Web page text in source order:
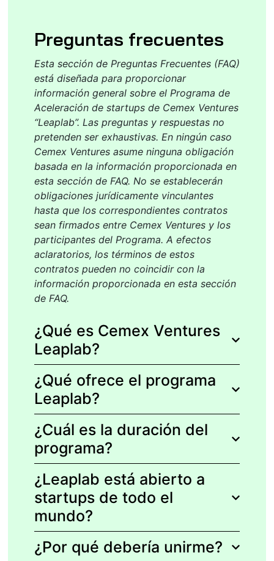
Preguntas frecuentes
Esta sección de Preguntas Frecuentes (FAQ)
está diseñada para proporcionar
información general sobre el Programa de
Aceleración de startups de Cemex Ventures
“Leaplab”. Las preguntas y respuestas no
pretenden ser exhaustivas. En ningún caso
Cemex Ventures asume ninguna obligación
basada en la información proporcionada en
esta sección de FAQ. No se establecerán
obligaciones jurídicamente vinculantes
hasta que los correspondientes contratos
sean firmados entre Cemex Ventures y los
participantes del Programa. A efectos
aclaratorios, los términos de estos
contratos pueden no coincidir con la
información proporcionada en esta sección
de FAQ.
¿Qué es Cemex Ventures
Leaplab?
¿Qué ofrece el programa
Leaplab?
¿Cuál es la duración del
programa?
¿Leaplab está abierto a
startups de todo el
mundo?
¿Por qué debería unirme?